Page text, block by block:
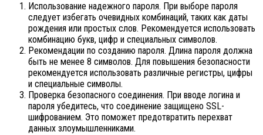
Использование надежного пароля. При выборе пароля
следует избегать очевидных комбинаций, таких как даты
рождения или простых слов. Рекомендуется использовать
комбинацию букв, цифр и специальных символов.
Рекомендации по созданию пароля. Длина пароля должна
быть не менее 8 символов. Для повышения безопасности
рекомендуется использовать различные регистры, цифры
и специальные символы.
Проверка безопасного соединения. При вводе логина и
пароля убедитесь, что соединение защищено SSL-
шифрованием. Это поможет предотвратить перехват
данных злоумышленниками.